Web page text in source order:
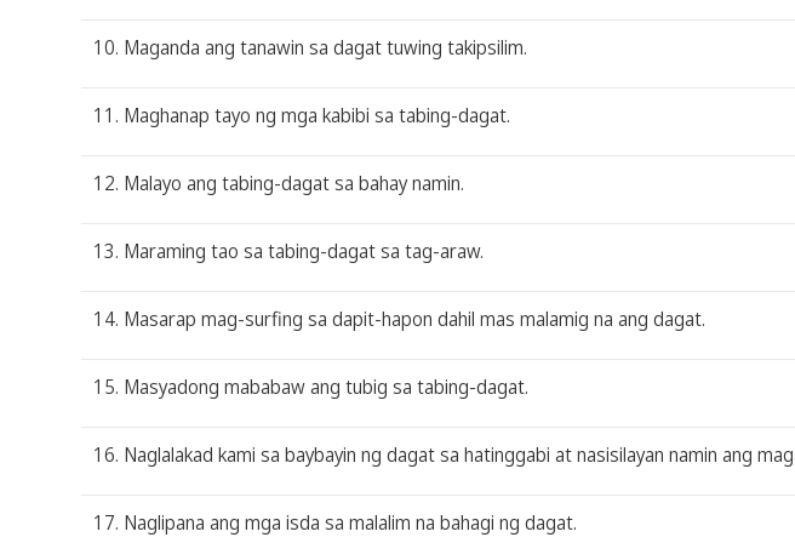
10. Maganda ang tanawin sa dagat tuwing takipsilim.
11. Maghanap tayo ng mga kabibi sa tabing-dagat.
12. Malayo ang tabing-dagat sa bahay namin.
13. Maraming tao sa tabing-dagat sa tag-araw.
14. Masarap mag-surfing sa dapit-hapon dahil mas malamig na ang dagat.
15. Masyadong mababaw ang tubig sa tabing-dagat.
16. Naglalakad kami sa baybayin ng dagat sa hatinggabi at nasisilayan namin ang
17. Naglipana ang mga isda sa malalim na bahagi ng dagat.